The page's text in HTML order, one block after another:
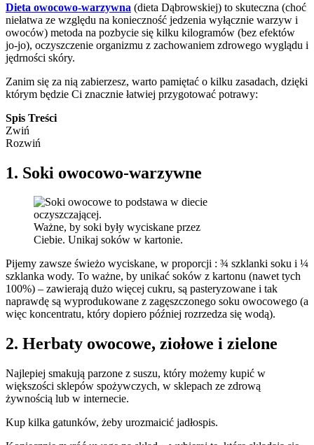
Dieta owocowo-warzywna (dieta Dąbrowskiej) to skuteczna (choć
niełatwa ze względu na konieczność jedzenia wyłącznie warzyw i
owoców) metoda na pozbycie się kilku kilogramów (bez efektów
jo-jo), oczyszczenie organizmu z zachowaniem zdrowego wyglądu i
jędrności skóry.
Zanim się za nią zabierzesz, warto pamiętać o kilku zasadach, dzięki
którym będzie Ci znacznie łatwiej przygotować potrawy:
Spis Treści
Zwiń
Rozwiń
1. Soki owocowo-warzywne
Ważne, by soki były wyciskane przez
Ciebie. Unikaj soków w kartonie.
Pijemy zawsze świeżo wyciskane, w proporcji : ¾ szklanki soku i ¼
szklanka wody. To ważne, by unikać soków z kartonu (nawet tych
100%) – zawierają dużo więcej cukru, są pasteryzowane i tak
naprawdę są wyprodukowane z zagęszczonego soku owocowego (a
więc koncentratu, który dopiero później rozrzedza się wodą).
2. Herbaty owocowe, ziołowe i zielone
Najlepiej smakują parzone z suszu, który możemy kupić w
większości sklepów spożywczych, w sklepach ze zdrową
żywnością lub w internecie.
Kup kilka gatunków, żeby urozmaicić jadłospis.